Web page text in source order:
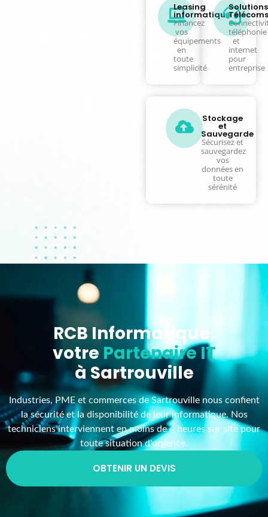
Leasing
informatique
Financez
vos
équipements
en
toute
simplicité
Solutions
Télécoms
téléphonie
et
internet
pour
entreprise
Stockage
et
Sauvegarde
Sécurisez et
sauvegardez
vos
données en
toute
sérénité
RCB Informatique,
votre Partenaire IT
à Sartrouville
Industries, PME et commerces de Sartrouville nous confient
la sécurité et la disponibilité de leur informatique. Nos
techniciens interviennent en moins de 4 heures sur site pour
toute situation d'urgence.
OBTENIR UN DEVIS